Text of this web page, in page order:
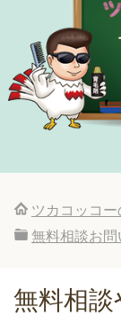
ツカコッコ
無料相談お問
無料相